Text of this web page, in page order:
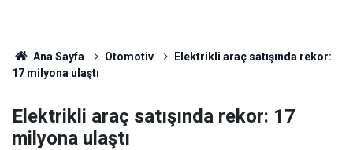
Ana Sayfa Otomotiv
Elektrikli araç satışında rekor:
17 milyona ulaştı
Elektrikli araç satışında rekor: 17
milyona ulaştı